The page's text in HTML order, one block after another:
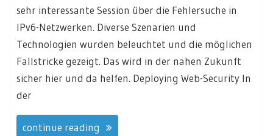
sehr interessante Session über die Fehlersuche in
IPv6-Netzwerken. Diverse Szenarien und
Technologien wurden beleuchtet und die möglichen
Fallstricke gezeigt. Das wird in der nahen Zukunft
sicher hier und da helfen. Deploying Web-Security In
der
continue reading